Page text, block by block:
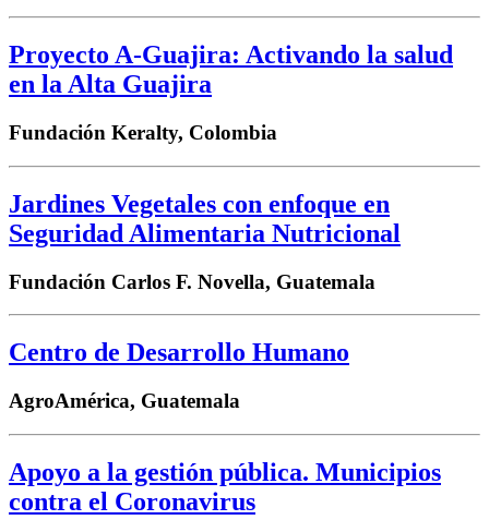
Proyecto A-Guajira: Activando la salud
en la Alta Guajira
Fundación Keralty, Colombia
Jardines Vegetales con enfoque en
Seguridad Alimentaria Nutricional
Fundación Carlos F. Novella, Guatemala
Centro de Desarrollo Humano
AgroAmérica, Guatemala
Apoyo a la gestión pública. Municipios
contra el Coronavirus